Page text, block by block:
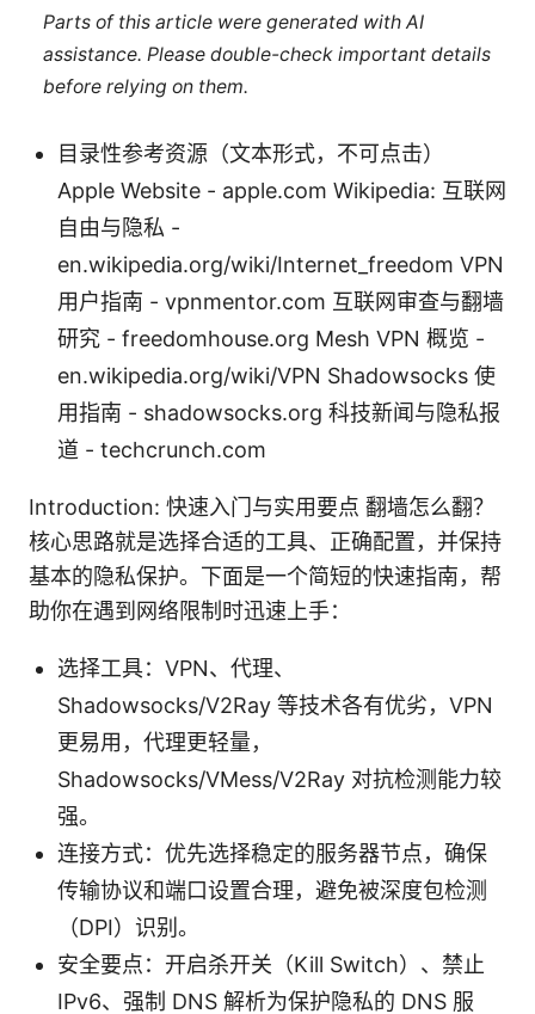
Parts of this article were generated with AI
assistance. Please double-check important details
before relying on them.
目录性参考资源（文本形式，不可点击）
Apple Website - apple.com Wikipedia: 互联网
自由与隐私 -
en.wikipedia.org/wiki/Internet_freedom VPN
用户指南 - vpnmentor.com 互联网审查与翻墙
研究 - freedomhouse.org Mesh VPN 概览 -
en.wikipedia.org/wiki/VPN Shadowsocks 使
用指南 - shadowsocks.org 科技新闻与隐私报
道 - techcrunch.com
Introduction: 快速入门与实用要点 翻墙怎么翻？
核心思路就是选择合适的工具、正确配置，并保持
基本的隐私保护。下面是一个简短的快速指南，帮
助你在遇到网络限制时迅速上手：
选择工具：VPN、代理、
Shadowsocks/V2Ray 等技术各有优劣，VPN
更易用，代理更轻量，
Shadowsocks/VMess/V2Ray 对抗检测能力较
强。
连接方式：优先选择稳定的服务器节点，确保
传输协议和端口设置合理，避免被深度包检测
（DPI）识别。
安全要点：开启杀开关（Kill Switch）、禁止
IPv6、强制 DNS 解析为保护隐私的 DNS 服